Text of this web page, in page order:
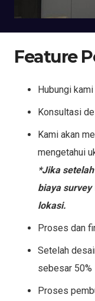
Feature
Hubungi
Konsultasi
Kami akan
mengetahui
*Jika
biaya
lokasi.
Proses dan
Setelah
sebesar 50%
Proses